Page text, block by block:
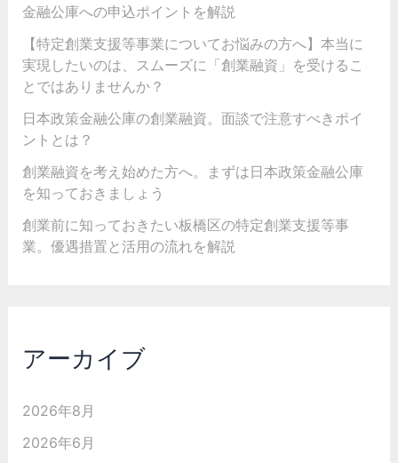
金融公庫への申込ポイントを解説
【特定創業支援等事業についてお悩みの方へ】本当に
実現したいのは、スムーズに「創業融資」を受けるこ
とではありませんか？
日本政策金融公庫の創業融資。面談で注意すべきポイ
ントとは？
創業融資を考え始めた方へ。まずは日本政策金融公庫
を知っておきましょう
創業前に知っておきたい板橋区の特定創業支援等事
業。優遇措置と活用の流れを解説
アーカイブ
2026年8月
2026年6月